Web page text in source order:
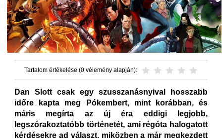
Tartalom értékelése (0 vélemény alapján):
Dan Slott csak egy szusszanásnyival hosszabb
időre kapta meg Pókembert, mint korábban, és
máris megírta az új éra eddigi legjobb,
legszórakoztatóbb történetét, ami régóta halogatott
kérdésekre ad választ, miközben a már megkezdett